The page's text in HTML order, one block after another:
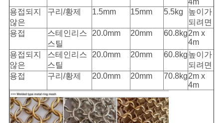
4m
용접되지
않은
구리/황제 1.5mm 15mm 5.5kg
높이가
되려면
용접
스테인리스
스틸
20.0mm 20mm 60.8kg2m x
4m
용접되지
않은
스테인리스
스틸
20.0mm 20mm 60.8kg높이가
되려면
용접
구리/황제 20.0mm 20mm 70.8kg2m x
4m